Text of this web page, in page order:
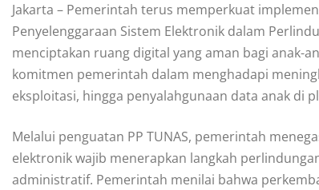
Jakarta – Pemerintah terus memperkuat
Penyelenggaraan Sistem Elektronik dalam
menciptakan ruang digital yang aman bagi anak-
komitmen pemerintah dalam menghadapi
eksploitasi, hingga penyalahgunaan data anak di
Melalui penguatan PP TUNAS, pemerintah
elektronik wajib menerapkan langkah
administratif. Pemerintah menilai bahwa